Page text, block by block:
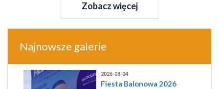
Zobacz więcej
Najnowsze galerie
2026-08-04
Fiesta Balonowa 2026